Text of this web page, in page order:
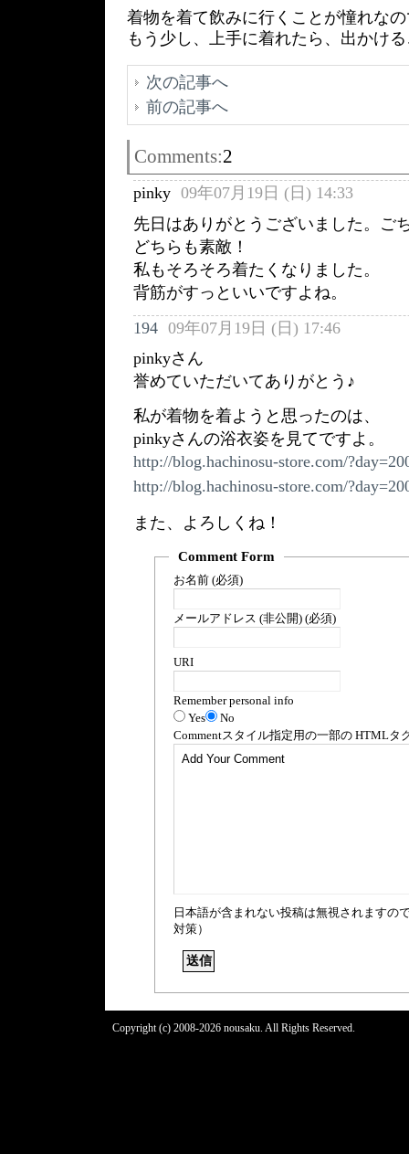
着物を着て飲みに行くことが憧れな
もう少し、上手に着れたら、出かけ
次の記事へ
前の記事へ
Comments:2
pinky 09年07月19日 (日) 14:33
先日はありがとうございました。ご
どちらも素敵！
私もそろそろ着たくなりました。
背筋がすっといいですよね。
194 09年07月19日 (日) 17:46
pinkyさん
誉めていただいてありがとう♪
私が着物を着ようと思ったのは、
pinkyさんの浴衣姿を見てですよ。
http://blog.hachinosu-store.com/
http://blog.hachinosu-store.com/
また、よろしくね！
Comment Form
お名前 (必須)
メールアドレス (非公開) (必須)
URI
Remember personal info
Yes
No
Commentスタイル指定用の一部の HTMLタ
日本語が含まれない投稿は無視されますの
対策）
Copyright (c) 2008-2026 nousaku. All Rights Reserved.